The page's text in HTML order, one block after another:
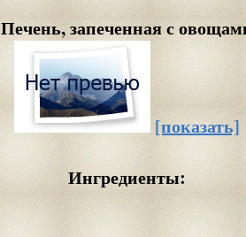
Печень, запеченная с
[показать]
Ингредиенты: